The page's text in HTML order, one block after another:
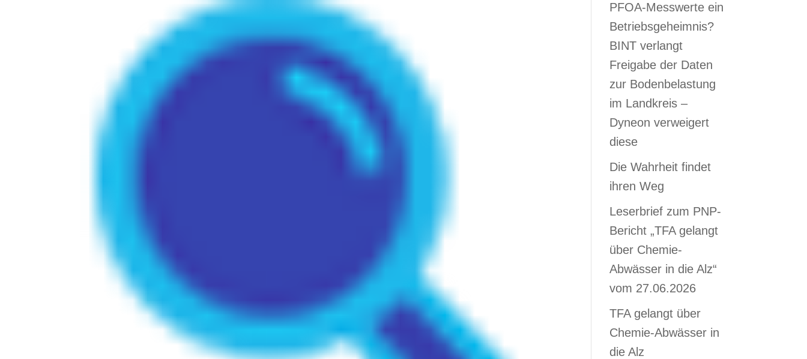
PFOA-Messwerte ein
Betriebsgeheimnis?
BINT verlangt
Freigabe der Daten
zur Bodenbelastung
im Landkreis –
Dyneon verweigert
diese
Die Wahrheit findet
ihren Weg
Leserbrief zum PNP-
Bericht „TFA gelangt
über Chemie-
Abwässer in die Alz“
vom 27.06.2026
TFA gelangt über
Chemie-Abwässer in
die Alz